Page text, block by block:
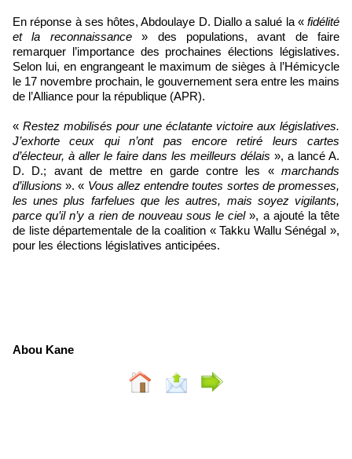
En réponse à ses hôtes, Abdoulaye D. Diallo a salué la « fidélité
et la reconnaissance» des populations, avant de faire
remarquer l’importance des prochaines élections législatives.
Selon lui, en engrangeant le maximum de sièges à l’Hémicycle
le 17 novembre prochain, le gouvernement sera entre les mains
de l’Alliance pour la république (APR).
« Restez mobilisés pour une éclatante victoire aux législatives.
J’exhorte ceux qui n’ont pas encore retiré leurs cartes
d’électeur, à aller le faire dans les meilleurs délais », a lancé A.
D. D.; avant de mettre en garde contre les «marchands
d’illusions ». « Vous allez entendre toutes sortes de promesses,
les unes plus farfelues que les autres, mais soyez vigilants,
parce qu’il n’y a rien de nouveau sous le ciel», a ajouté la tête
de liste départementale de la coalition « Takku Wallu Sénégal »,
pour les élections législatives anticipées.
Abou Kane